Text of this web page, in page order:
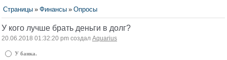
Страницы » Финансы » Опросы
У кого лучше брать деньги в долг?
20.06.2018 01:32:20 pm создал Aquarius
У банка.